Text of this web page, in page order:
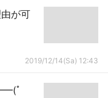
が可
2019/12/14(Sa) 12:43
ﾟ